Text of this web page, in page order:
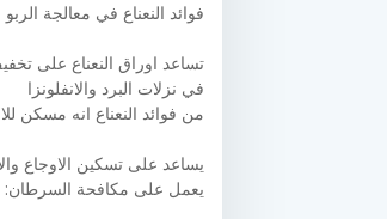
فوائد النعناع في معالجة
تساعد اوراق النعناع على
في نزلات البرد والانفلونزا
من فوائد النعناع انه مسكن
يساعد على تسكين الاوجاع
يعمل على مكافحة السرطان: